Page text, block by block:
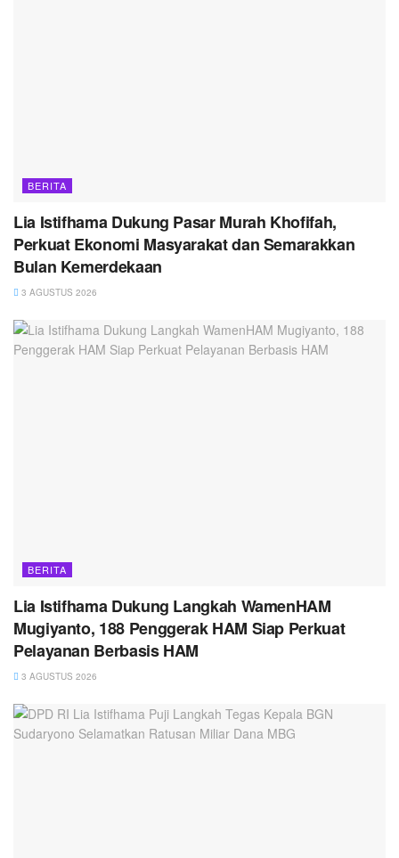
BERITA
Lia Istifhama Dukung Pasar Murah Khofifah,
Perkuat Ekonomi Masyarakat dan Semarakkan
Bulan Kemerdekaan
3 AGUSTUS 2026
BERITA
Lia Istifhama Dukung Langkah WamenHAM
Mugiyanto, 188 Penggerak HAM Siap Perkuat
Pelayanan Berbasis HAM
3 AGUSTUS 2026